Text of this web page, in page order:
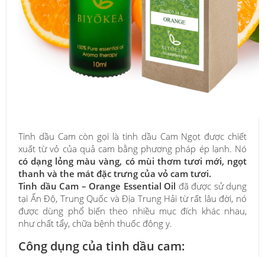
Tinh dầu Cam còn gọi là tinh dầu Cam Ngọt được chiết
xuất từ vỏ của quả cam bằng phương pháp ép lạnh. Nó
có dạng lỏng màu vàng, có mùi thơm tươi mới, ngọt
thanh và the mát đặc trưng của vỏ cam tươi.
Tinh dầu Cam – Orange Essential Oil đã được sử dụng
tại Ấn Độ, Trung Quốc và Địa Trung Hải từ rất lâu đời, nó
được dùng phổ biến theo nhiều mục đích khác nhau,
như chất tẩy, chữa bệnh thuốc đông y.
Công dụng của tinh dầu cam: